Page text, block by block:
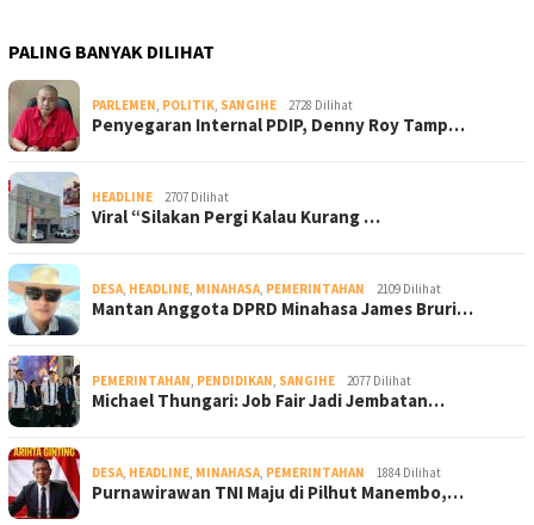
PALING BANYAK DILIHAT
PARLEMEN POLITIK SANGIHE 2728 Dilihat
Penyegaran Internal PDIP, Denny Roy Tamp…
HEADLINE 2707 Dilihat
Viral “Silakan Pergi Kalau Kurang …
DESA HEADLINE MINAHASA PEMERINTAHAN 2109 Dilihat
Mantan Anggota DPRD Minahasa James Bruri…
PEMERINTAHAN PENDIDIKAN SANGIHE 2077 Dilihat
Michael Thungari: Job Fair Jadi Jembatan…
DESA HEADLINE MINAHASA PEMERINTAHAN 1884 Dilihat
Purnawirawan TNI Maju di Pilhut Manembo,…